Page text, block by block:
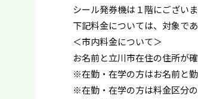
シール発券機は１階にございま
下記料金については、対象で
＜市内料金について＞
お名前と立川市在住の住所が
※在勤・在学の方はお名前と
※在勤・在学の方は料金区分